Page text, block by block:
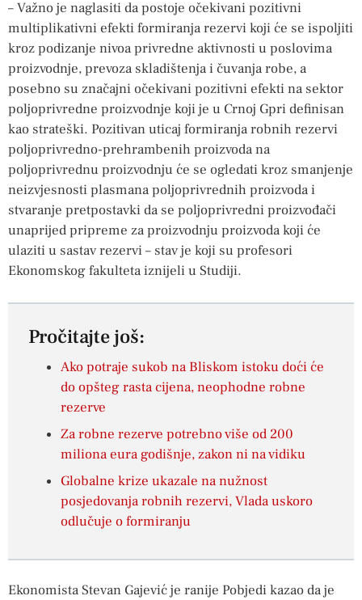
– Važno je naglasiti da postoje očekivani pozitivni
multiplikativni efekti formiranja rezervi koji će se ispoljiti
kroz podizanje nivoa privredne aktivnosti u poslovima
proizvodnje, prevoza skladištenja i čuvanja robe, a
posebno su značajni očekivani pozitivni efekti na sektor
poljoprivredne proizvodnje koji je u Crnoj Gpri definisan
kao strateški. Pozitivan uticaj formiranja robnih rezervi
poljoprivredno-prehrambenih proizvoda na
poljoprivrednu proizvodnju će se ogledati kroz smanjenje
neizvjesnosti plasmana poljoprivrednih proizvoda i
stvaranje pretpostavki da se poljoprivredni proizvođači
unaprijed pripreme za proizvodnju proizvoda koji će
ulaziti u sastav rezervi – stav je koji su profesori
Ekonomskog fakulteta iznijeli u Studiji.
Pročitajte još:
Ako potraje sukob na Bliskom istoku doći će
do opšteg rasta cijena, neophodne robne
rezerve
Za robne rezerve potrebno više od 200
miliona eura godišnje, zakon ni na vidiku
Globalne krize ukazale na nužnost
posjedovanja robnih rezervi, Vlada uskoro
odlučuje o formiranju
Ekonomista Stevan Gajević je ranije Pobjedi kazao da je